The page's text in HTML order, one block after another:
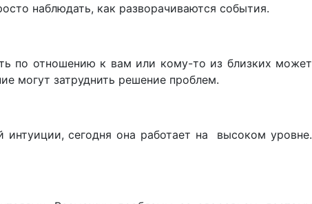
наблюдать, как разворачиваются события.
по отношению к вам или кому-то из близких может
могут затруднить решение проблем.
сегодня она работает на высоком уровне.